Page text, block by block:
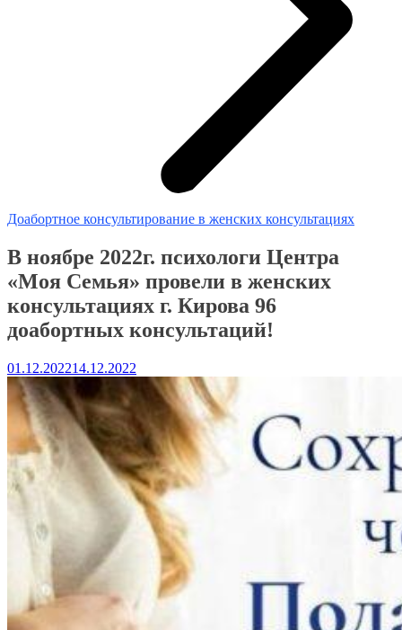
Доабортное консультирование в женских консультациях
В ноябре 2022г. психологи Центра
«Моя Семья» провели в женских
консультациях г. Кирова 96
доабортных консультаций!
01.12.202214.12.2022